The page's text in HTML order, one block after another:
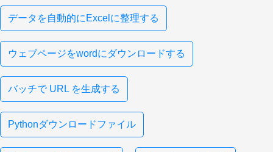
データを自動的にExcelに整理する
ウェブページをwordにダウンロードする
バッチで URL を生成する
Pythonダウンロードファイル